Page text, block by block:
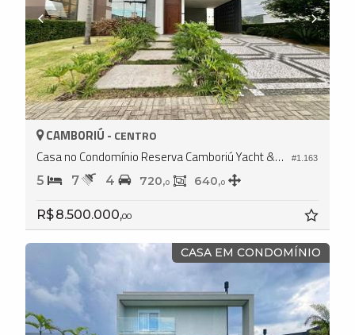
#1.163
CAMBORIÚ - CENTRO
Casa no Condomínio Reserva Camboriú Yacht & Golf
5 7 4 720,0 640,0
R$ 8.500.000,00
CASA EM CONDOMÍNIO